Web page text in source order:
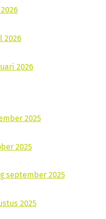
2026
2026
2025
2025
september 2025
2025